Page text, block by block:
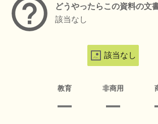
どうやったらこの資料の文
該当なし
該当なし
教育 非商用